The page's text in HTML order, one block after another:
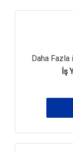
Daha
İş